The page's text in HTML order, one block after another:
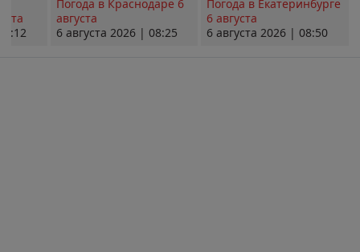
Погода в Краснодаре 6
августа
6 августа 2026 | 08:25
Погода в Екатеринбурге
6 августа
6 августа 2026 | 08:50